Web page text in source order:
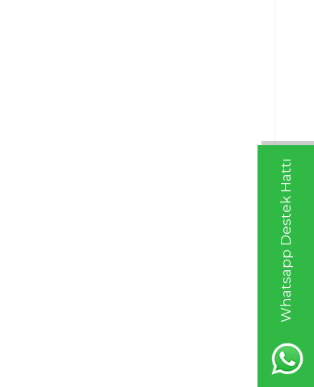
Whatsapp Destek Hattı